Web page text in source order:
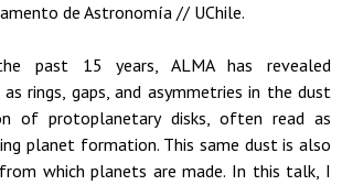
de Astronomía // UChile.
past 15 years, ALMA has revealed
rings, gaps, and asymmetries in the dust
of protoplanetary disks, often read as
planet formation. This same dust is also
which planets are made. In this talk, I